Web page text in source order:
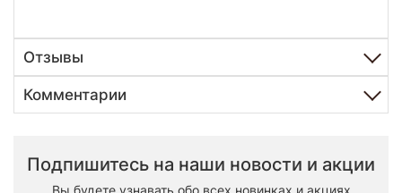
Отзывы
Комментарии
Подпишитесь на наши новости и акции